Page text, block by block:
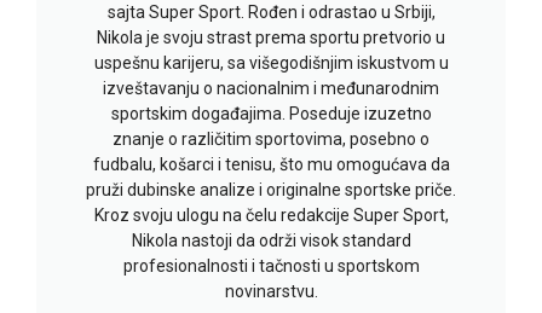
sajta Super Sport. Rođen i odrastao u Srbiji,
Nikola je svoju strast prema sportu pretvorio u
uspešnu karijeru, sa višegodišnjim iskustvom u
izveštavanju o nacionalnim i međunarodnim
sportskim događajima. Poseduje izuzetno
znanje o različitim sportovima, posebno o
fudbalu, košarci i tenisu, što mu omogućava da
pruži dubinske analize i originalne sportske priče.
Kroz svoju ulogu na čelu redakcije Super Sport,
Nikola nastoji da održi visok standard
profesionalnosti i tačnosti u sportskom
novinarstvu.